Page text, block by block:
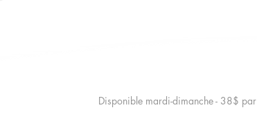
Disponible mardi-dimanche - 38$ par